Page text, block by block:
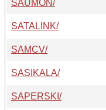
SAUMON/
SATALINK/
SAMCV/
SASIKALA/
SAPERSKI/